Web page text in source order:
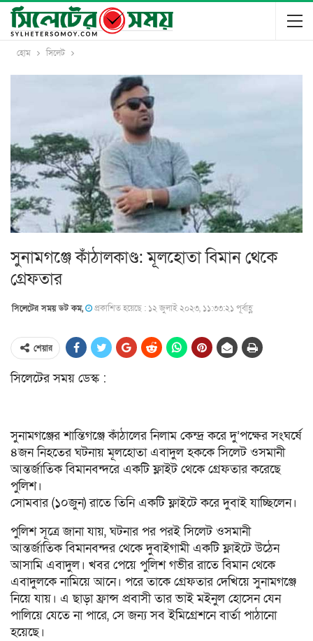
হোম সিলেট
সুনামগঞ্জে কাঁঠালকাণ্ড: মূলহোতা বিমান থেকে
গ্রেফতার
সিলেটের সময় ডট কম, প্রকাশিত হয়েছে : ১২ জুলাই ২০২৩, ১১:৩৩:২১ পূর্বাহ্ণ
শেয়ার
সিলেটের সময় ডেস্ক :
সুনামগঞ্জের শান্তিগঞ্জে কাঁঠালের নিলাম কেন্দ্র করে দু’পক্ষের সংঘর্ষে
৪জন নিহতের ঘটনায় মূলহোতা এবাদুল হককে সিলেট ওসমানী
আন্তর্জাতিক বিমানবন্দরে একটি ফ্লাইট থেকে গ্রেফতার করেছে
পুলিশ।
সোমবার (১০জুন) রাতে তিনি একটি ফ্লাইটে করে দুবাই যাচ্ছিলেন।
পুলিশ সূত্রে জানা যায়, ঘটনার পর পরই সিলেট ওসমানী
আন্তর্জাতিক বিমানবন্দর থেকে দুবাইগামী একটি ফ্লাইটে উঠেন
আসামি এবাদুল। খবর পেয়ে পুলিশ গভীর রাতে বিমান থেকে
এবাদুলকে নামিয়ে আনে। পরে তাকে গ্রেফতার দেখিয়ে সুনামগঞ্জে
নিয়ে যায়। এ ছাড়া ফ্রান্স প্রবাসী তার ভাই মইনুল হোসেন যেন
পালিয়ে যেতে না পারে, সে জন্য সব ইমিগ্রেশনে বার্তা পাঠানো
হয়েছে।